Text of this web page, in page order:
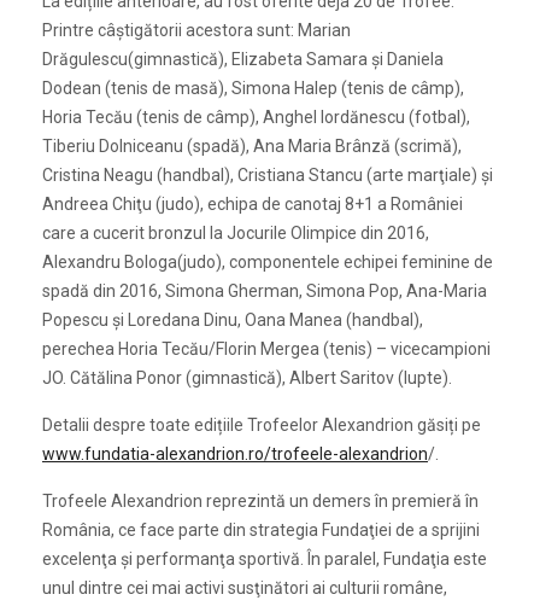
Printre câștigătorii acestora sunt: Marian
Drăgulescu(gimnastică), Elizabeta Samara și Daniela
Dodean (tenis de masă), Simona Halep (tenis de câmp),
Horia Tecău (tenis de câmp), Anghel Iordănescu (fotbal),
Tiberiu Dolniceanu (spadă), Ana Maria Brânză (scrimă),
Cristina Neagu (handbal), Cristiana Stancu (arte marţiale) şi
Andreea Chiţu (judo), echipa de canotaj 8+1 a României
care a cucerit bronzul la Jocurile Olimpice din 2016,
Alexandru Bologa(judo), componentele echipei feminine de
spadă din 2016, Simona Gherman, Simona Pop, Ana-Maria
Popescu și Loredana Dinu, Oana Manea (handbal),
perechea Horia Tecău/Florin Mergea (tenis) – vicecampioni
JO. Cătălina Ponor (gimnastică), Albert Saritov (lupte).
Detalii despre toate edițiile Trofeelor Alexandrion găsiți pe
www.fundatia-alexandrion.ro/trofeele-alexandrion/.
Trofeele Alexandrion reprezintă un demers în premieră în
România, ce face parte din strategia Fundaţiei de a sprijini
excelenţa şi performanţa sportivă. În paralel, Fundaţia este
unul dintre cei mai activi susţinători ai culturii române,